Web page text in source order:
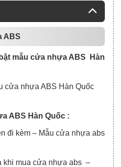
ABS
mẫu cửa nhựa ABS Hàn
cửa nhựa ABS Hàn Quốc
ABS Hàn Quốc :
đi kèm – Mẫu cửa nhựa abs
khi mua cửa nhựa abs –